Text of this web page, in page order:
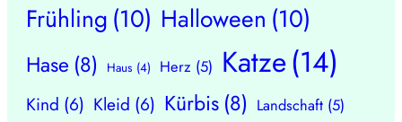
Frühling (10) Halloween (10)
Hase (8) Haus (4) Herz (5) Katze(14)
Kind (6) Kleid (6) Kürbis (8) Landschaft (5)